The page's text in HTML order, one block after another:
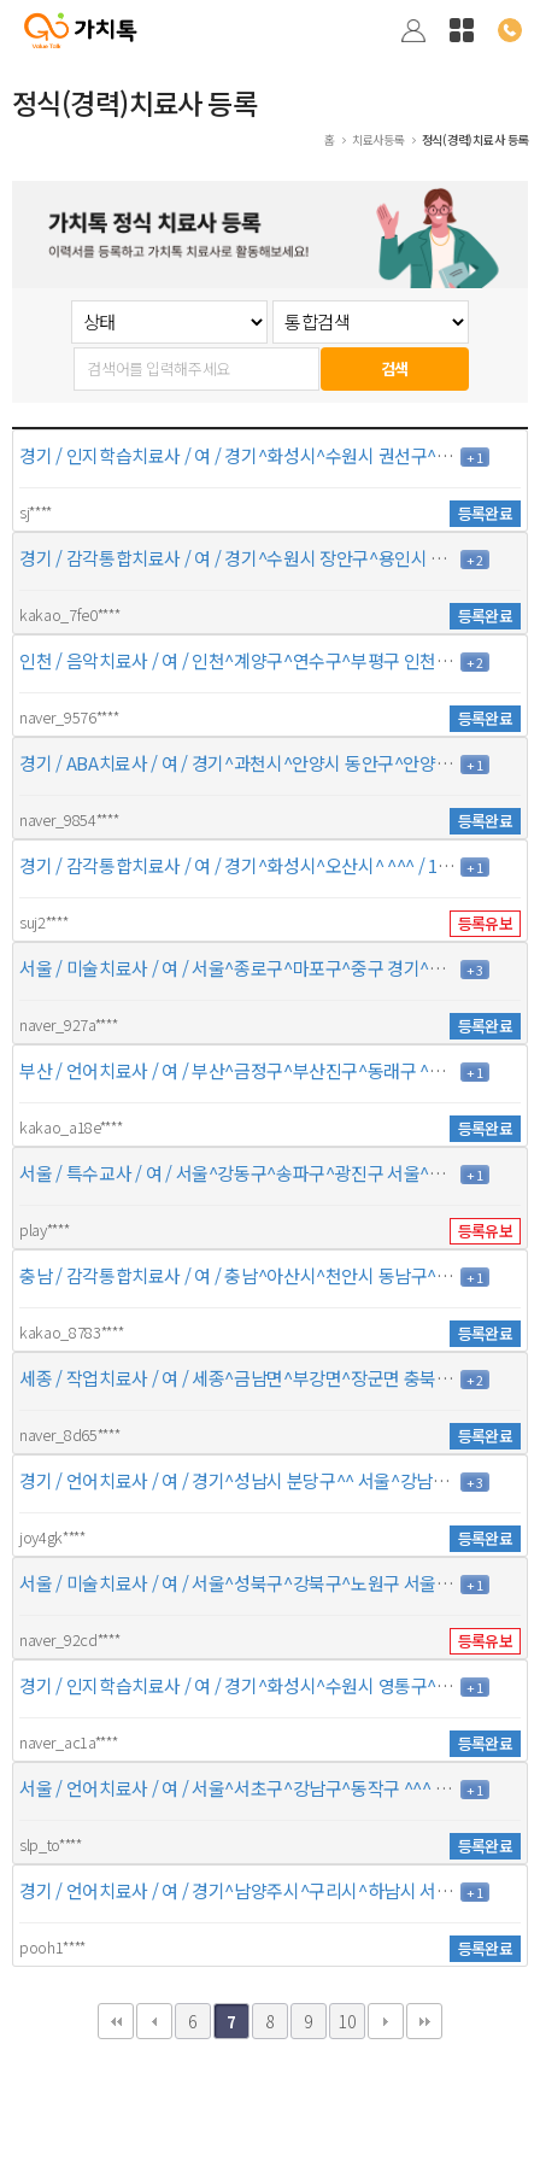
정식(경력)치료사 등록
홈 치료사등록 정식(경력)치료사 등록
검색
경기 / 인지학습치료사 / 여 / 경기^화성시^수원시 권선구^용인시 기흥구 경기^수원시 영통구^수원시 장안구^수원시 팔달구 / 16년 이상 / 8만원 + 1
sj**** 등록완료
경기 / 감각통합치료사 / 여 / 경기^수원시 장안구^용인시 수지구^수원시 영통구 경기^수원시 팔달구^의왕시^ / 5년 / 6만원 + 2
kakao_7fe0**** 등록완료
인천 / 음악치료사 / 여 / 인천^계양구^연수구^부평구 인천^남구^서구^ / 1년 / 6만원 + 2
naver_9576**** 등록완료
경기 / ABA치료사 / 여 / 경기^과천시^안양시 동안구^안양시 만안구 경기^군포시^의왕시^ / 9년 / 10만원 + 1
naver_9854**** 등록완료
경기 / 감각통합치료사 / 여 / 경기^화성시^오산시^ ^^^ / 14년 / 7만원 + 1
suj2**** 등록유보
서울 / 미술치료사 / 여 / 서울^종로구^마포구^중구 경기^고양시 덕양구^고양시 일산동구^고양시 일산서구 / 2년 / 6만원 + 3
naver_927a**** 등록완료
부산 / 언어치료사 / 여 / 부산^금정구^부산진구^동래구 ^^^ / 7년 / 7만원 + 1
kakao_a18e**** 등록완료
서울 / 특수교사 / 여 / 서울^강동구^송파구^광진구 서울^동대문구^성동구^중구 / 16년 이상 / 7만원 + 1
play**** 등록유보
충남 / 감각통합치료사 / 여 / 충남^아산시^천안시 동남구^천안시 서북구 충남^예산군^당진시^홍성군 / 9년 / 7만원 + 1
kakao_8783**** 등록완료
세종 / 작업치료사 / 여 / 세종^금남면^부강면^장군면 충북^청주시 상당구^청주시 흥덕구^청원군 / 2년 / 5만원 + 2
naver_8d65**** 등록완료
경기 / 언어치료사 / 여 / 경기^성남시 분당구^^ 서울^강남구^^ / 5년 / 7만5천원 + 3
joy4gk**** 등록완료
서울 / 미술치료사 / 여 / 서울^성북구^강북구^노원구 서울^도봉구^성동구^중랑구 / 1년 미만 / 6만원 + 1
naver_92cd**** 등록유보
경기 / 인지학습치료사 / 여 / 경기^화성시^수원시 영통구^용인시 기흥구 경기^수원시 권선구^용인시 수지구^수원시 팔달구 / 9년 / 7만원 + 1
naver_ac1a**** 등록완료
서울 / 언어치료사 / 여 / 서울^서초구^강남구^동작구 ^^^ / 3년 / 7만원 + 1
slp_to**** 등록완료
경기 / 언어치료사 / 여 / 경기^남양주시^구리시^하남시 서울^중랑구^노원구^송파구 / 3년 / 7만원 + 1
pooh1**** 등록완료
6 7 8 9 10